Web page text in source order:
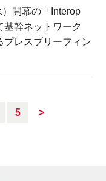
）開幕の「Interop
基幹ネットワーク
プレスブリーフィン
5 >